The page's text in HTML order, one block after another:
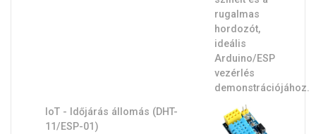
IoT - Időjárás állomás (DHT-
11/ESP-01)